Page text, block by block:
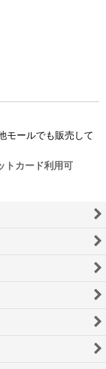
モールでも販売して
トカード利用可